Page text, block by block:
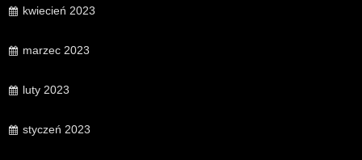
kwiecień 2023
marzec 2023
luty 2023
styczeń 2023